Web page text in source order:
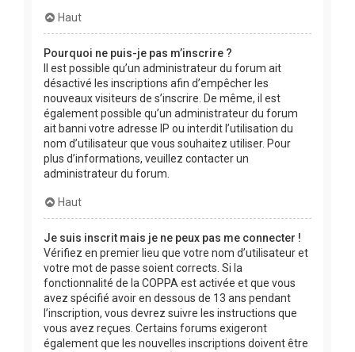
Haut
Pourquoi ne puis-je pas m’inscrire ?
Il est possible qu’un administrateur du forum ait
désactivé les inscriptions afin d’empêcher les
nouveaux visiteurs de s’inscrire. De même, il est
également possible qu’un administrateur du forum
ait banni votre adresse IP ou interdit l’utilisation du
nom d’utilisateur que vous souhaitez utiliser. Pour
plus d’informations, veuillez contacter un
administrateur du forum.
Haut
Je suis inscrit mais je ne peux pas me connecter !
Vérifiez en premier lieu que votre nom d’utilisateur et
votre mot de passe soient corrects. Si la
fonctionnalité de la COPPA est activée et que vous
avez spécifié avoir en dessous de 13 ans pendant
l’inscription, vous devrez suivre les instructions que
vous avez reçues. Certains forums exigeront
également que les nouvelles inscriptions doivent être